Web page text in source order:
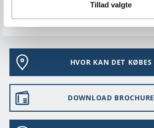
Tillad valgte
VEDLIGEHOLD
HVOR KAN DET KØBES
DOWNLOAD BROCHURE